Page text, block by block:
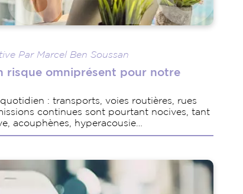
Par Marcel Ben Soussan
risque omniprésent pour notre
: transports, voies routières, rues
continues sont pourtant nocives, tant
acouphènes, hyperacousie…